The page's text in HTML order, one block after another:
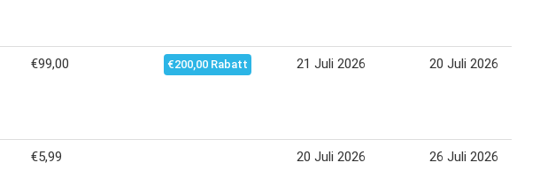
€99,00 €200,00 Rabatt 21 Juli 2026 20 Juli 2026
€5,99 20 Juli 2026 26 Juli 2026